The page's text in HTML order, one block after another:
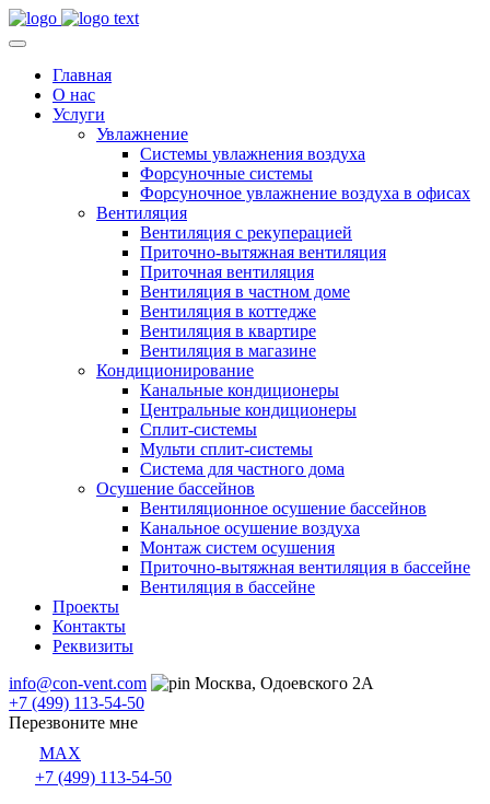
Главная
О нас
Услуги
Увлажнение
Системы увлажнения воздуха
Форсуночные системы
Форсуночное увлажнение воздуха в офисах
Вентиляция
Вентиляция с рекуперацией
Приточно-вытяжная вентиляция
Приточная вентиляция
Вентиляция в частном доме
Вентиляция в коттедже
Вентиляция в квартире
Вентиляция в магазине
Кондиционирование
Канальные кондиционеры
Центральные кондиционеры
Сплит-системы
Мульти сплит-системы
Система для частного дома
Осушение бассейнов
Вентиляционное осушение бассейнов
Канальное осушение воздуха
Монтаж систем осушения
Приточно-вытяжная вентиляция в бассейне
Вентиляция в бассейне
Проекты
Контакты
Реквизиты
info@con-vent.com
Москва, Одоевского 2А
+7 (499) 113-54-50
Перезвоните мне
MAX
+7 (499) 113-54-50